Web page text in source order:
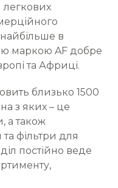
легкових
в
маркою AF добре
та Африці.
близько 1500
з яких – це
а також
та фільтри для
постійно веде